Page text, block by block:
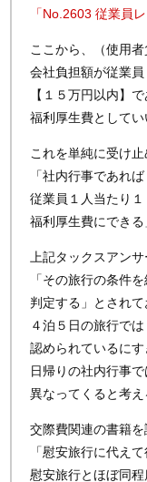
「No.2603 従業員
ここから、（使用者
会社負担額が従業員
【１５万円以内】
福利厚生費としてい
これを単純に受け止
「社内行事であれ
従業員１人当たり
福利厚生費にできる
上記タックスアンサ
「その旅行の条件
判定する」とされ
４泊５日の旅行で
認められているに
日帰りの社内行事
異なってくると考え
交際費関連の書籍を
「慰安旅行に代え
慰安旅行とほぼ同